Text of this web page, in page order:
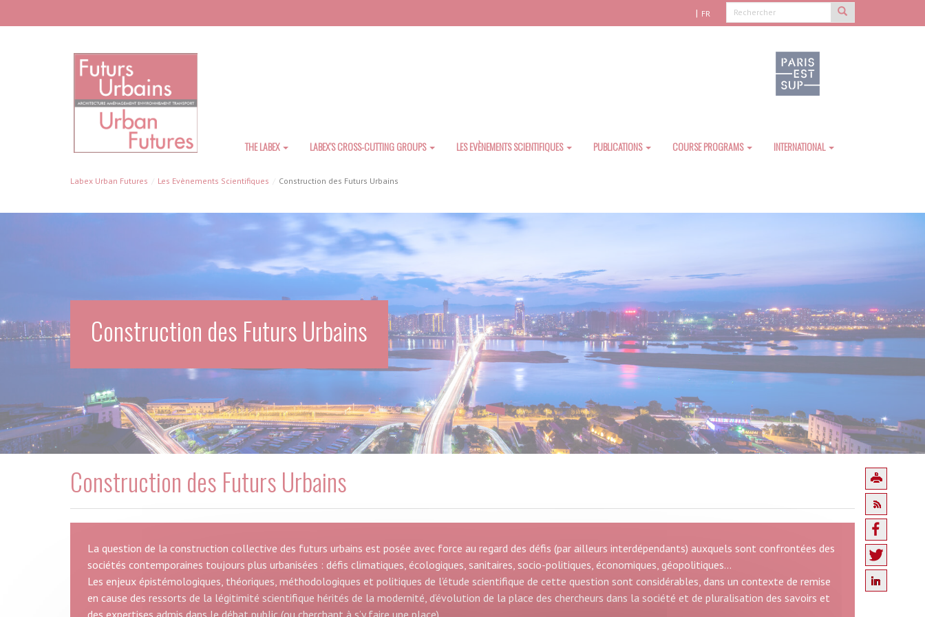
FR
THE LABEX LABEX’S CROSS-CUTTING GROUPS LES EVÈNEMENTS SCIENTIFIQUES PUBLICATIONS COURSE PROGRAMS INTERNATIONAL
Labex Urban Futures Les Evènements Scientifiques Construction des Futurs Urbains
Construction des Futurs Urbains
Construction des Futurs Urbains
La question de la construction collective des futurs urbains est posée avec force au regard des défis (par ailleurs interdépendants) auxquels sont confrontées des
sociétés contemporaines toujours plus urbanisées : défis climatiques, écologiques, sanitaires, socio-politiques, économiques, géopolitiques...
Les enjeux épistémologiques, théoriques, méthodologiques et politiques de l’étude scientifique de cette question sont considérables, dans un contexte de remise
en cause des ressorts de la légitimité scientifique hérités de la modernité, d’évolution de la place des chercheurs dans la société et de pluralisation des savoirs et
des expertises admis dans le débat public (ou cherchant à s’y faire une place)